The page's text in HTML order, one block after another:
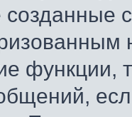
созданные
функции,